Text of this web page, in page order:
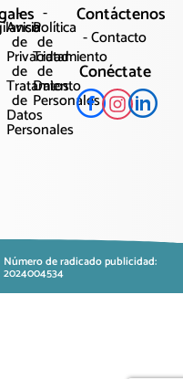
-
Aviso
de
Privacidad
de
Tratamiento
de
Datos
Personales
-
Política
de
Tratamiento
de
Datos
Personales
Contáctenos
- Contacto
Conéctate
Número de radicado publicidad:
2024004534